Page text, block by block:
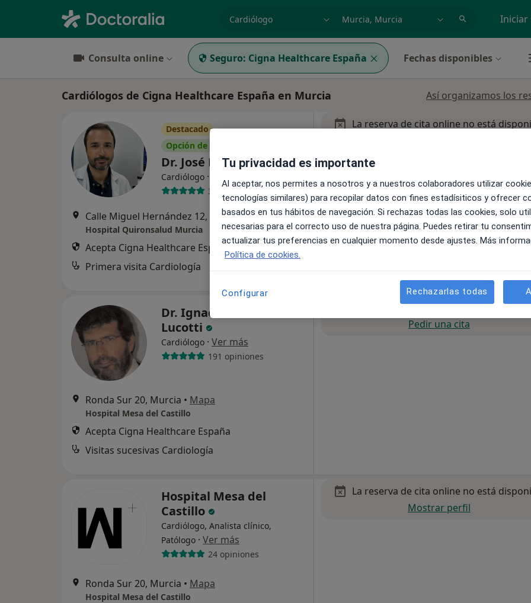
especialidad, enfermedad o nombre Iniciar
Consulta online Seguro: Cigna Healthcare España Fechas disponibles
Cardiólogos de Cigna Healthcare España en Murcia Así organizamos los
Destacado
Opción de pago online
Dr. José Nieto Tolosa
Cardiólogo ·
36 opiniones
Calle Miguel Hernández 12, Murcia•Mapa
Hospital Quironsalud Murcia
Acepta Cigna Healthcare España
Primera visita Cardiología
La reserva de cita online no está
Dr. Ignacio Echeverria
Lucotti
Cardiólogo · Ver más
191 opiniones
Ronda Sur 20, Murcia • Mapa
Hospital Mesa del Castillo
Acepta Cigna Healthcare España
Visitas sucesivas Cardiología
La reserva de cita online no está
Pedir una cita
Hospital Mesa del
Castillo
Cardiólogo, Analista clínico,
Patólogo · Ver más
24 opiniones
Ronda Sur 20, Murcia • Mapa
Hospital Mesa del Castillo
La reserva de cita online no está
Mostrar perfil
Tu privacidad es importante
Al aceptar, nos permites a nosotros y a nuestros colaboradores utilizar
tecnologías similares) para recopilar datos con fines estadísiticos y ofrecer
basados en tus hábitos de navegación. Si rechazas todas las cookies, solo
necesarias para el correcto uso de nuestra página. Puedes retirar tu
actualizar tus preferencias en cualquier momento desde ajustes. Más
Política de cookies.
Configurar Rechazarlas todas